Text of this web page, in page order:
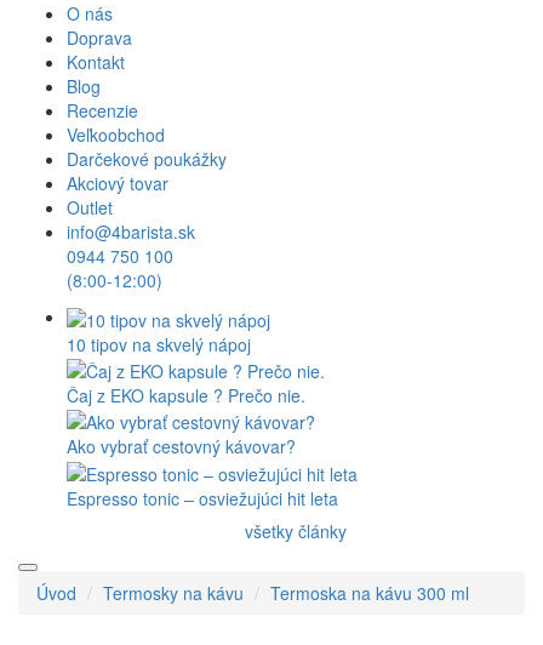
O nás
Doprava
Kontakt
Blog
Recenzie
Veľkoobchod
Darčekové poukážky
Akciový tovar
Outlet
info@4barista.sk
0944 750 100
(8:00-12:00)
10 tipov na skvelý nápoj
Čaj z EKO kapsule ? Prečo nie.
Ako vybrať cestovný kávovar?
Espresso tonic – osviežujúci hit leta
všetky články
Úvod Termosky na kávu Termoska na kávu 300 ml